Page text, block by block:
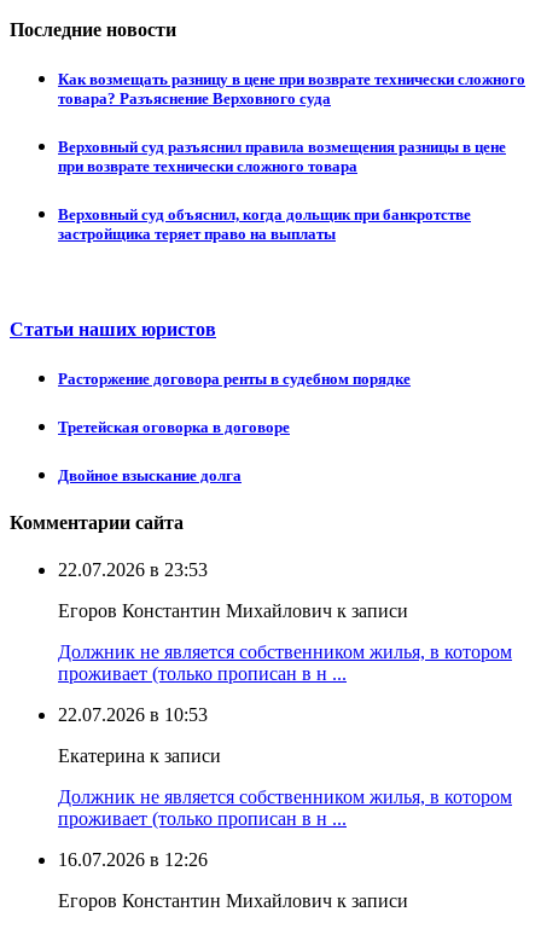
Последние новости
Как возмещать разницу в цене при возврате технически сложного
товара? Разъяснение Верховного суда
Верховный суд разъяснил правила возмещения разницы в цене
при возврате технически сложного товара
Верховный суд объяснил, когда дольщик при банкротстве
застройщика теряет право на выплаты
Статьи наших юристов
Расторжение договора ренты в судебном порядке
Третейская оговорка в договоре
Двойное взыскание долга
Комментарии сайта
22.07.2026 в 23:53
Егоров Константин Михайлович к записи
Должник не является собственником жилья, в котором
проживает (только прописан в н ...
22.07.2026 в 10:53
Екатерина к записи
Должник не является собственником жилья, в котором
проживает (только прописан в н ...
16.07.2026 в 12:26
Егоров Константин Михайлович к записи